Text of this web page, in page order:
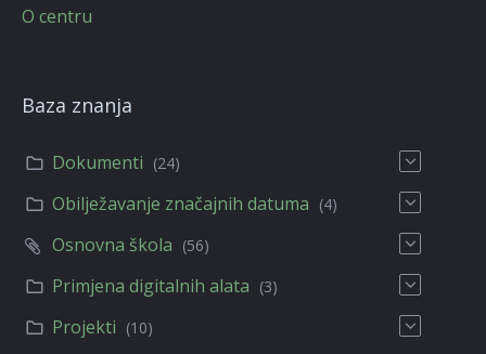
O centru
Baza znanja
Dokumenti (24)
Obilježavanje značajnih datuma (4)
Osnovna škola (56)
Primjena digitalnih alata (3)
Projekti (10)